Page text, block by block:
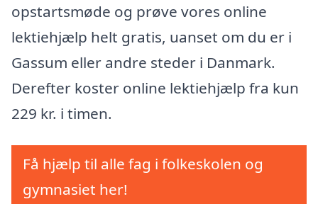
opstartsmøde og prøve vores online
lektiehjælp helt gratis, uanset om du er i
Gassum eller andre steder i Danmark.
Derefter koster online lektiehjælp fra kun
229 kr. i timen.
Få hjælp til alle fag i folkeskolen og
gymnasiet her!